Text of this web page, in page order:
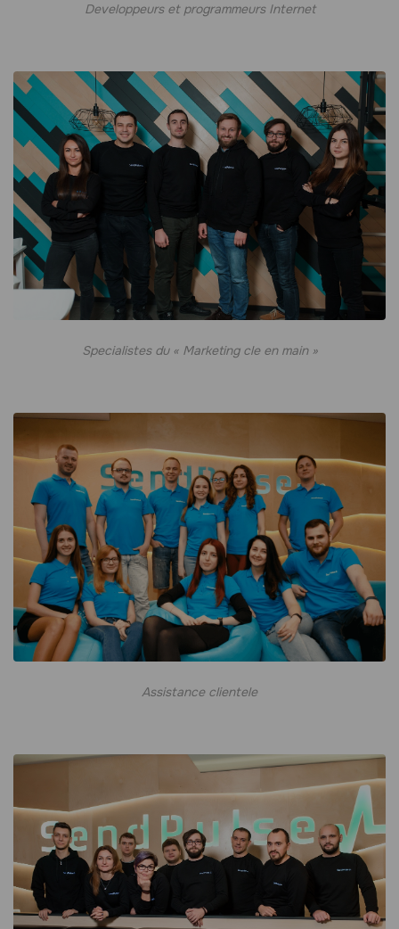
Developpeurs et programmeurs Internet
Specialistes du « Marketing cle en main »
Assistance clientele